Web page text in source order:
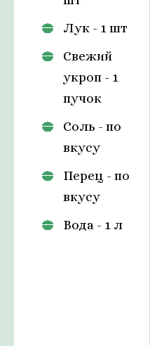
Лук - 1 шт
Свежий
укроп - 1
пучок
Соль - по
вкусу
Перец - по
вкусу
Вода - 1 л